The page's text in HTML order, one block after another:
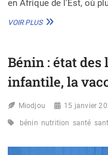
en Afrique de l’Est, où
VOIR PLUSCHOLÉRA
L’EST
L’UNICEF
POUR
PROTECTION
ENFANTS
Bénin : état
infantile, la
Miodjou 15 janvier
bénin nutrition santé